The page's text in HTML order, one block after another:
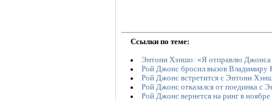
Ссылки по теме:
Энтони Хэншо: «Я отправлю Джонса
Рой Джонс бросил вызов Владимиру
Рой Джонс встретится с Энтони
Рой Джонс отказался от поединка с
Рой Джонс вернется на ринг в ноябре